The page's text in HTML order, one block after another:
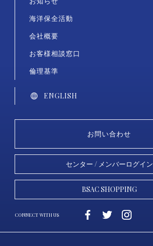
海洋保全活動
会社概要
お客様相談窓口
倫理基準
ENGLISH
お問い合わせ
センター / メンバーログイン
BSAC SHOPPING